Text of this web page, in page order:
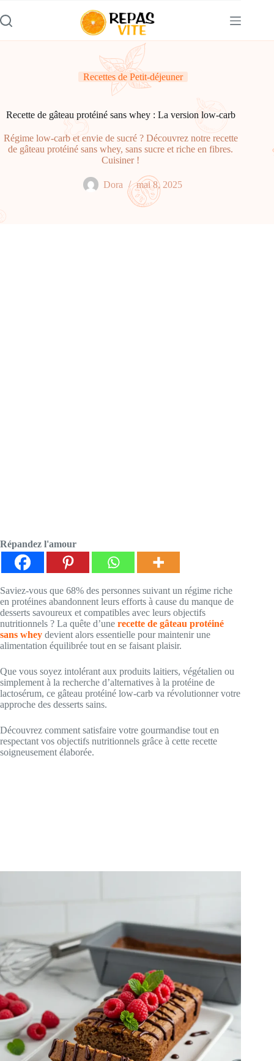
au
contenu
Recettes de Petit-déjeuner
Recette de gâteau protéiné sans whey : La version low-carb
Régime low-carb et envie de sucré ? Découvrez notre recette
de gâteau protéiné sans whey, sans sucre et riche en fibres.
Cuisiner !
Dora mai 8, 2025
Répandez l'amour
Saviez-vous que 68% des personnes suivant un régime riche
en protéines abandonnent leurs efforts à cause du manque de
desserts savoureux et compatibles avec leurs objectifs
nutritionnels ? La quête d’une recette de gâteau protéiné
sans whey devient alors essentielle pour maintenir une
alimentation équilibrée tout en se faisant plaisir.
Que vous soyez intolérant aux produits laitiers, végétalien ou
simplement à la recherche d’alternatives à la protéine de
lactosérum, ce gâteau protéiné low-carb va révolutionner votre
approche des desserts sains.
Découvrez comment satisfaire votre gourmandise tout en
respectant vos objectifs nutritionnels grâce à cette recette
soigneusement élaborée.